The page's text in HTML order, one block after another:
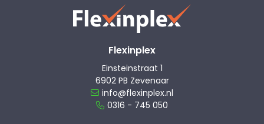
Flexinplex
Einsteinstraat 1
6902 PB Zevenaar
info@flexinplex.nl
0316 - 745 050